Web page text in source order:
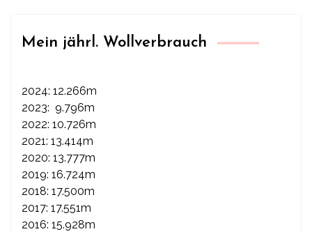
Mein jährl. Wollverbrauch
2024: 12.266m
2023: 9.796m
2022: 10.726m
2021: 13.414m
2020: 13.777m
2019: 16.724m
2018: 17.500m
2017: 17.551m
2016: 15.928m